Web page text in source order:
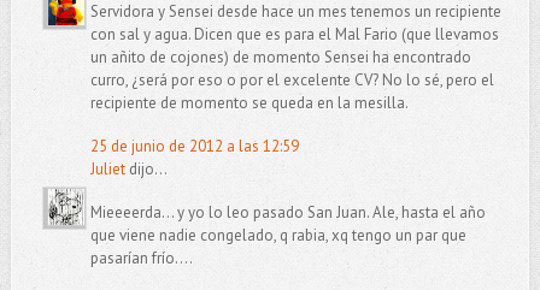
Servidora y Sensei desde hace un mes tenemos un recipiente
con sal y agua. Dicen que es para el Mal Fario (que llevamos
un añito de cojones) de momento Sensei ha encontrado
curro, ¿será por eso o por el excelente CV? No lo sé, pero el
recipiente de momento se queda en la mesilla.
25 de junio de 2012 a las 12:59
Julietdijo...
Mieeeerda... y yo lo leo pasado San Juan. Ale, hasta el año
que viene nadie congelado, q rabia, xq tengo un par que
pasarían frío....